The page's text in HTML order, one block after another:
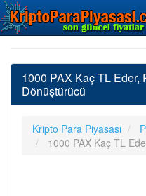
1000 PAX Kaç TL Eder,
Dönüştürücü
Kripto Para Piyasası
1000 PAX Kaç TL